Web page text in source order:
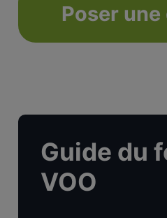
Poser
Guide du
VOO